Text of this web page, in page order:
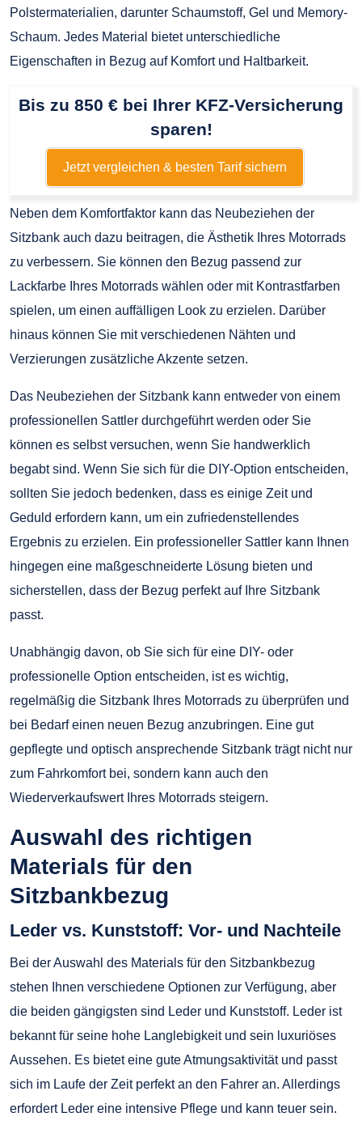
Polstermaterialien, darunter Schaumstoff, Gel und Memory-
Schaum. Jedes Material bietet unterschiedliche
Eigenschaften in Bezug auf Komfort und Haltbarkeit.
Bis zu 850 € bei Ihrer KFZ-Versicherung
sparen!
Jetzt vergleichen & besten Tarif sichern
Neben dem Komfortfaktor kann das Neubeziehen der
Sitzbank auch dazu beitragen, die Ästhetik Ihres Motorrads
zu verbessern. Sie können den Bezug passend zur
Lackfarbe Ihres Motorrads wählen oder mit Kontrastfarben
spielen, um einen auffälligen Look zu erzielen. Darüber
hinaus können Sie mit verschiedenen Nähten und
Verzierungen zusätzliche Akzente setzen.
Das Neubeziehen der Sitzbank kann entweder von einem
professionellen Sattler durchgeführt werden oder Sie
können es selbst versuchen, wenn Sie handwerklich
begabt sind. Wenn Sie sich für die DIY-Option entscheiden,
sollten Sie jedoch bedenken, dass es einige Zeit und
Geduld erfordern kann, um ein zufriedenstellendes
Ergebnis zu erzielen. Ein professioneller Sattler kann Ihnen
hingegen eine maßgeschneiderte Lösung bieten und
sicherstellen, dass der Bezug perfekt auf Ihre Sitzbank
passt.
Unabhängig davon, ob Sie sich für eine DIY- oder
professionelle Option entscheiden, ist es wichtig,
regelmäßig die Sitzbank Ihres Motorrads zu überprüfen und
bei Bedarf einen neuen Bezug anzubringen. Eine gut
gepflegte und optisch ansprechende Sitzbank trägt nicht nur
zum Fahrkomfort bei, sondern kann auch den
Wiederverkaufswert Ihres Motorrads steigern.
Auswahl des richtigen
Materials für den
Sitzbankbezug
Leder vs. Kunststoff: Vor- und Nachteile
Bei der Auswahl des Materials für den Sitzbankbezug
stehen Ihnen verschiedene Optionen zur Verfügung, aber
die beiden gängigsten sind Leder und Kunststoff. Leder ist
bekannt für seine hohe Langlebigkeit und sein luxuriöses
Aussehen. Es bietet eine gute Atmungsaktivität und passt
sich im Laufe der Zeit perfekt an den Fahrer an. Allerdings
erfordert Leder eine intensive Pflege und kann teuer sein.